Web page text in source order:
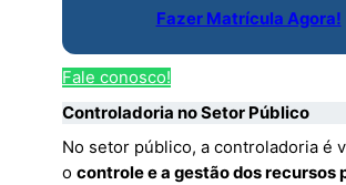
Fazer Matrícula Agora!
Fale conosco!
Controladoria no Setor Público
No setor público, a controladoria é
o controle e a gestão dos recursos